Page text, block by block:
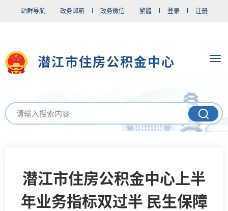
站群导航 政务邮箱 政务微信 繁體 登录 注册
潜江市住房公积金中心
潜江市住房公积金中心上半
年业务指标双过半 民生保障